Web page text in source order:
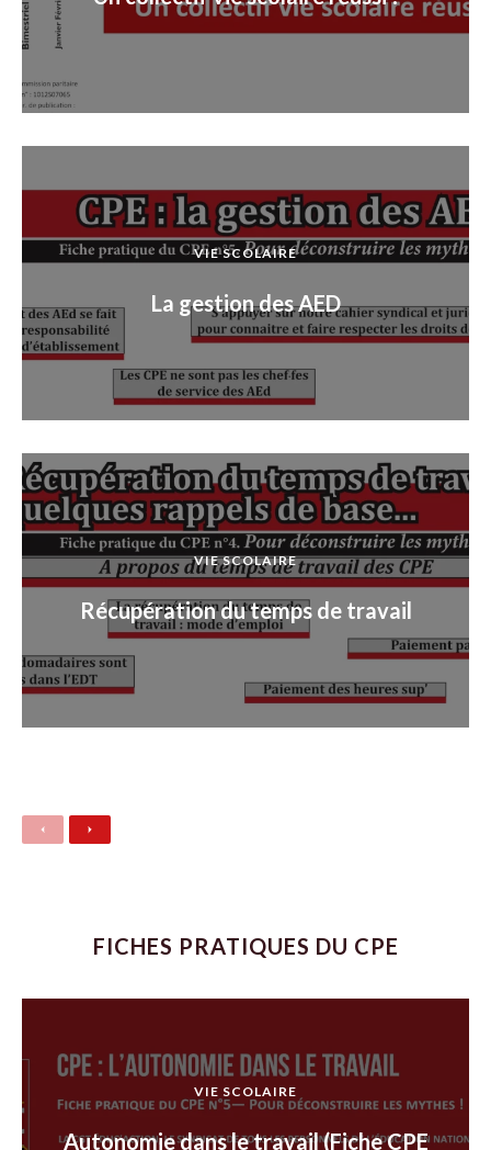
VIE SCOLAIRE
La gestion des AED
VIE SCOLAIRE
Récupération du temps de travail
PreviousNext
FICHES PRATIQUES DU CPE
VIE SCOLAIRE
Autonomie dans le travail (Fiche CPE